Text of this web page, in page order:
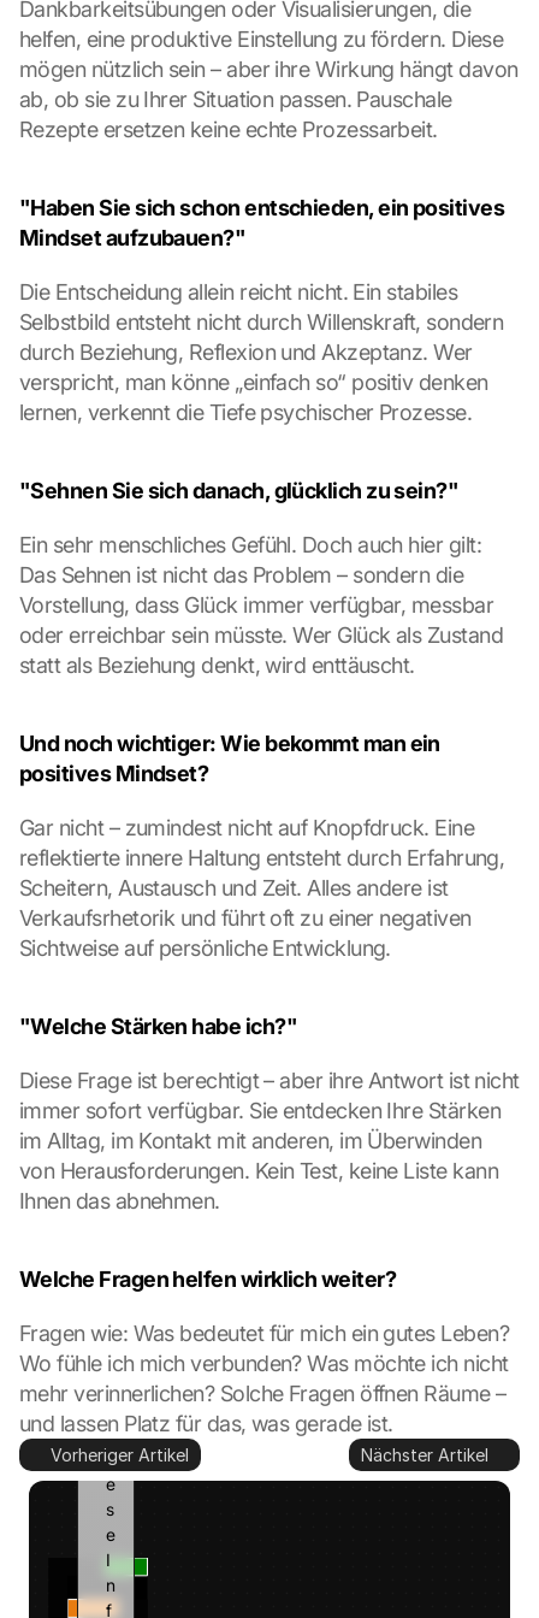
Dankbarkeitsübungen oder Visualisierungen, die
helfen, eine produktive Einstellung zu fördern. Diese
mögen nützlich sein – aber ihre Wirkung hängt davon
ab, ob sie zu Ihrer Situation passen. Pauschale
Rezepte ersetzen keine echte Prozessarbeit.
"Haben Sie sich schon entschieden, ein positives
Mindset aufzubauen?"
Die Entscheidung allein reicht nicht. Ein stabiles
Selbstbild entsteht nicht durch Willenskraft, sondern
durch Beziehung, Reflexion und Akzeptanz. Wer
verspricht, man könne „einfach so“ positiv denken
lernen, verkennt die Tiefe psychischer Prozesse.
"Sehnen Sie sich danach, glücklich zu sein?"
Ein sehr menschliches Gefühl. Doch auch hier gilt:
Das Sehnen ist nicht das Problem – sondern die
Vorstellung, dass Glück immer verfügbar, messbar
oder erreichbar sein müsste. Wer Glück als Zustand
statt als Beziehung denkt, wird enttäuscht.
Und noch wichtiger: Wie bekommt man ein
positives Mindset?
Gar nicht – zumindest nicht auf Knopfdruck. Eine
reflektierte innere Haltung entsteht durch Erfahrung,
Scheitern, Austausch und Zeit. Alles andere ist
Verkaufsrhetorik und führt oft zu einer negativen
Sichtweise auf persönliche Entwicklung.
"Welche Stärken habe ich?"
Diese Frage ist berechtigt – aber ihre Antwort ist nicht
immer sofort verfügbar. Sie entdecken Ihre Stärken
im Alltag, im Kontakt mit anderen, im Überwinden
von Herausforderungen. Kein Test, keine Liste kann
Ihnen das abnehmen.
Welche Fragen helfen wirklich weiter?
Fragen wie: Was bedeutet für mich ein gutes Leben?
Wo fühle ich mich verbunden? Was möchte ich nicht
mehr verinnerlichen? Solche Fragen öffnen Räume –
und lassen Platz für das, was gerade ist.
Vorheriger Artikel Nächster Artikel
e
r
d
e
D
t
e
n
n
G
o
o
g
l
b
r
t
r
a
g
e
n
d
o
o
i
e
s
s
t
z
G
o
l
k
a
n
n
d
i
e
s
e
I
n
f